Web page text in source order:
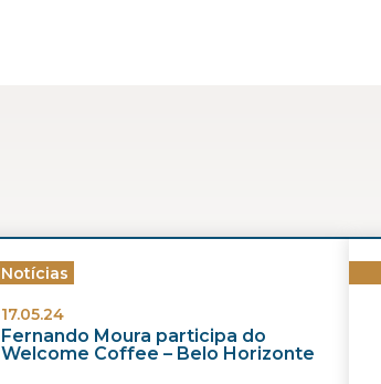
Notícias
17.05.24
Fernando Moura participa do
Welcome Coffee – Belo Horizonte